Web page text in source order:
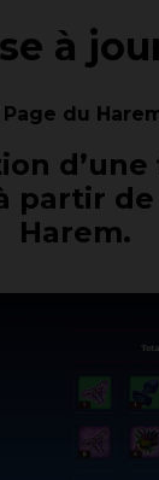
à
Page du
partir
Harem.